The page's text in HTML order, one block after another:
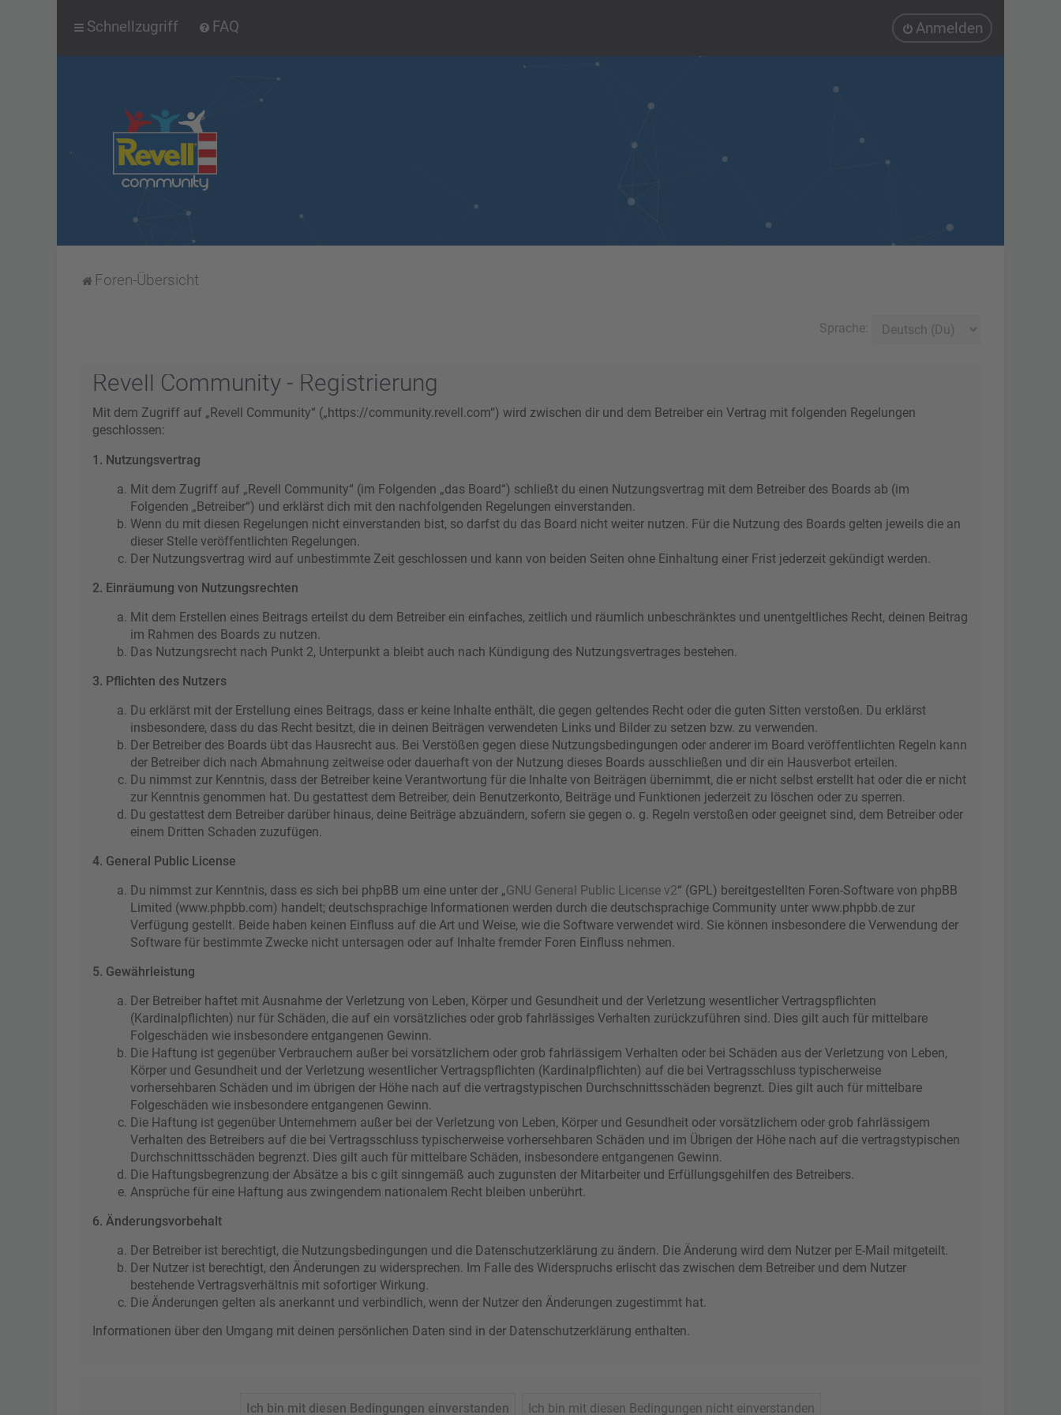
Schnellzugriff FAQ Anmelden
Foren-Übersicht
Sprache:
Revell Community - Registrierung
Mit dem Zugriff auf „Revell Community“ („https://community.revell.com“) wird zwischen dir und dem Betreiber ein Vertrag mit folgenden Regelungen
geschlossen:
1. Nutzungsvertrag
Mit dem Zugriff auf „Revell Community“ (im Folgenden „das Board“) schließt du einen Nutzungsvertrag mit dem Betreiber des Boards ab (im
Folgenden „Betreiber“) und erklärst dich mit den nachfolgenden Regelungen einverstanden.
Wenn du mit diesen Regelungen nicht einverstanden bist, so darfst du das Board nicht weiter nutzen. Für die Nutzung des Boards gelten jeweils die an
dieser Stelle veröffentlichten Regelungen.
Der Nutzungsvertrag wird auf unbestimmte Zeit geschlossen und kann von beiden Seiten ohne Einhaltung einer Frist jederzeit gekündigt werden.
2. Einräumung von Nutzungsrechten
Mit dem Erstellen eines Beitrags erteilst du dem Betreiber ein einfaches, zeitlich und räumlich unbeschränktes und unentgeltliches Recht, deinen Beitrag
im Rahmen des Boards zu nutzen.
Das Nutzungsrecht nach Punkt 2, Unterpunkt a bleibt auch nach Kündigung des Nutzungsvertrages bestehen.
3. Pflichten des Nutzers
Du erklärst mit der Erstellung eines Beitrags, dass er keine Inhalte enthält, die gegen geltendes Recht oder die guten Sitten verstoßen. Du erklärst
insbesondere, dass du das Recht besitzt, die in deinen Beiträgen verwendeten Links und Bilder zu setzen bzw. zu verwenden.
Der Betreiber des Boards übt das Hausrecht aus. Bei Verstößen gegen diese Nutzungsbedingungen oder anderer im Board veröffentlichten Regeln kann
der Betreiber dich nach Abmahnung zeitweise oder dauerhaft von der Nutzung dieses Boards ausschließen und dir ein Hausverbot erteilen.
Du nimmst zur Kenntnis, dass der Betreiber keine Verantwortung für die Inhalte von Beiträgen übernimmt, die er nicht selbst erstellt hat oder die er nicht
zur Kenntnis genommen hat. Du gestattest dem Betreiber, dein Benutzerkonto, Beiträge und Funktionen jederzeit zu löschen oder zu sperren.
Du gestattest dem Betreiber darüber hinaus, deine Beiträge abzuändern, sofern sie gegen o. g. Regeln verstoßen oder geeignet sind, dem Betreiber oder
einem Dritten Schaden zuzufügen.
4. General Public License
Du nimmst zur Kenntnis, dass es sich bei phpBB um eine unter der „GNU General Public License v2“ (GPL) bereitgestellten Foren-Software von phpBB
Limited (www.phpbb.com) handelt; deutschsprachige Informationen werden durch die deutschsprachige Community unter www.phpbb.de zur
Verfügung gestellt. Beide haben keinen Einfluss auf die Art und Weise, wie die Software verwendet wird. Sie können insbesondere die Verwendung der
Software für bestimmte Zwecke nicht untersagen oder auf Inhalte fremder Foren Einfluss nehmen.
5. Gewährleistung
Der Betreiber haftet mit Ausnahme der Verletzung von Leben, Körper und Gesundheit und der Verletzung wesentlicher Vertragspflichten
(Kardinalpflichten) nur für Schäden, die auf ein vorsätzliches oder grob fahrlässiges Verhalten zurückzuführen sind. Dies gilt auch für mittelbare
Folgeschäden wie insbesondere entgangenen Gewinn.
Die Haftung ist gegenüber Verbrauchern außer bei vorsätzlichem oder grob fahrlässigem Verhalten oder bei Schäden aus der Verletzung von Leben,
Körper und Gesundheit und der Verletzung wesentlicher Vertragspflichten (Kardinalpflichten) auf die bei Vertragsschluss typischerweise
vorhersehbaren Schäden und im übrigen der Höhe nach auf die vertragstypischen Durchschnittsschäden begrenzt. Dies gilt auch für mittelbare
Folgeschäden wie insbesondere entgangenen Gewinn.
Die Haftung ist gegenüber Unternehmern außer bei der Verletzung von Leben, Körper und Gesundheit oder vorsätzlichem oder grob fahrlässigem
Verhalten des Betreibers auf die bei Vertragsschluss typischerweise vorhersehbaren Schäden und im Übrigen der Höhe nach auf die vertragstypischen
Durchschnittsschäden begrenzt. Dies gilt auch für mittelbare Schäden, insbesondere entgangenen Gewinn.
Die Haftungsbegrenzung der Absätze a bis c gilt sinngemäß auch zugunsten der Mitarbeiter und Erfüllungsgehilfen des Betreibers.
Ansprüche für eine Haftung aus zwingendem nationalem Recht bleiben unberührt.
6. Änderungsvorbehalt
Der Betreiber ist berechtigt, die Nutzungsbedingungen und die Datenschutzerklärung zu ändern. Die Änderung wird dem Nutzer per E-Mail mitgeteilt.
Der Nutzer ist berechtigt, den Änderungen zu widersprechen. Im Falle des Widerspruchs erlischt das zwischen dem Betreiber und dem Nutzer
bestehende Vertragsverhältnis mit sofortiger Wirkung.
Die Änderungen gelten als anerkannt und verbindlich, wenn der Nutzer den Änderungen zugestimmt hat.
Informationen über den Umgang mit deinen persönlichen Daten sind in der Datenschutzerklärung enthalten.